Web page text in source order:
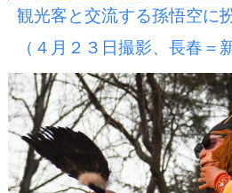
観光客と交流する孫悟空に
（４月２３日撮影、長春＝